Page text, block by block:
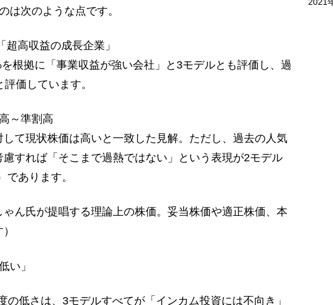
次のような点です。
超高収益の成長企業」
根拠に「事業収益が強い会社」と3モデルとも評価し、過
価しています。
～準割高
て現状株価は高いと一致した見解。ただし、過去の人気
すれば「そこまで過熱ではない」という表現が2モデル
であります。
ゃん氏が提唱する理論上の株価。妥当株価や適正株価、本
い」
低さは、3モデルすべてが「インカム投資には不向き」